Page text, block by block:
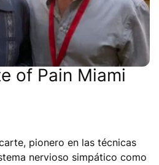
of Pain Miami
pionero en las técnicas
nervioso simpático como